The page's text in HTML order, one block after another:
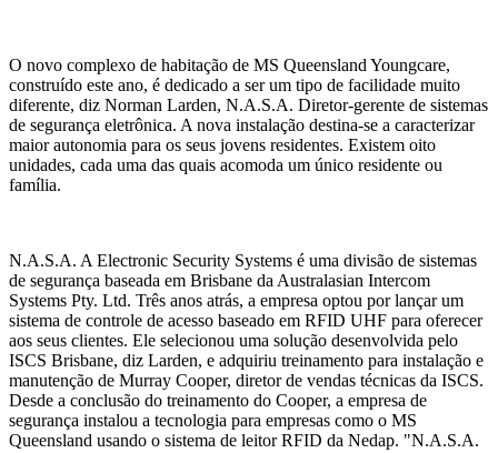
O novo complexo de habitação de MS Queensland Youngcare,
construído este ano, é dedicado a ser um tipo de facilidade muito
diferente, diz Norman Larden, N.A.S.A. Diretor-gerente de sistemas
de segurança eletrônica. A nova instalação destina-se a caracterizar
maior autonomia para os seus jovens residentes. Existem oito
unidades, cada uma das quais acomoda um único residente ou
família.
N.A.S.A. A Electronic Security Systems é uma divisão de sistemas
de segurança baseada em Brisbane da Australasian Intercom
Systems Pty. Ltd. Três anos atrás, a empresa optou por lançar um
sistema de controle de acesso baseado em RFID UHF para oferecer
aos seus clientes. Ele selecionou uma solução desenvolvida pelo
ISCS Brisbane, diz Larden, e adquiriu treinamento para instalação e
manutenção de Murray Cooper, diretor de vendas técnicas da ISCS.
Desde a conclusão do treinamento do Cooper, a empresa de
segurança instalou a tecnologia para empresas como o MS
Queensland usando o sistema de leitor RFID da Nedap. "N.A.S.A.